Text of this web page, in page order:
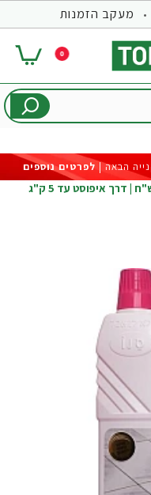
מעקב הזמנות
0
לפרטים נוספים